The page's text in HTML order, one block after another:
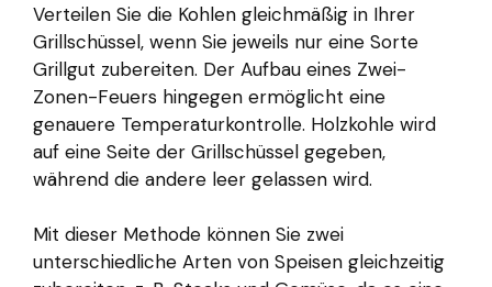
Verteilen Sie die Kohlen gleichmäßig in Ihrer
Grillschüssel, wenn Sie jeweils nur eine Sorte
Grillgut zubereiten. Der Aufbau eines Zwei-
Zonen-Feuers hingegen ermöglicht eine
genauere Temperaturkontrolle. Holzkohle wird
auf eine Seite der Grillschüssel gegeben,
während die andere leer gelassen wird.
Mit dieser Methode können Sie zwei
unterschiedliche Arten von Speisen gleichzeitig